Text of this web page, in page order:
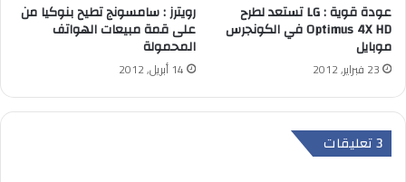
عودة قوية : LG تستعد لطرح
Optimus 4X HD في الكونجرس
موبايل
23 فبراير, 2012
رويترز : سامسونج تطيح بنوكيا من
على قمة مبيعات الهواتف
المحمولة
14 أبريل, 2012